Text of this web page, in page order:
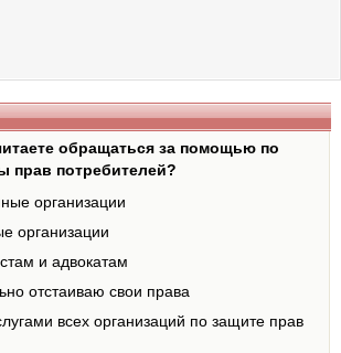
обращаться за помощью по
прав потребителей?
организации
организации
и адвокатам
отстаиваю свои права
всех организаций по защите прав